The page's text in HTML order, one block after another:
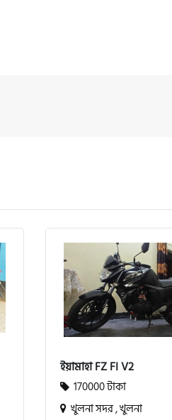
ইয়ামাহা FZ FI V2
170000 টাকা
খুলনা সদর , খুলনা